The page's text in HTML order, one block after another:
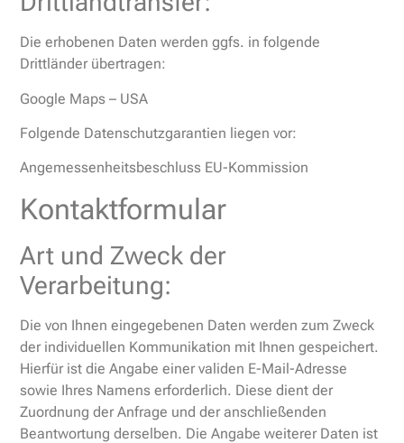
Die erhobenen Daten werden ggfs. in folgende
Drittländer übertragen:
Google Maps – USA
Folgende Datenschutzgarantien liegen vor:
Angemessenheitsbeschluss EU-Kommission
Kontaktformular
Art und Zweck der
Verarbeitung:
Die von Ihnen eingegebenen Daten werden zum Zweck
der individuellen Kommunikation mit Ihnen gespeichert.
Hierfür ist die Angabe einer validen E-Mail-Adresse
sowie Ihres Namens erforderlich. Diese dient der
Zuordnung der Anfrage und der anschließenden
Beantwortung derselben. Die Angabe weiterer Daten ist